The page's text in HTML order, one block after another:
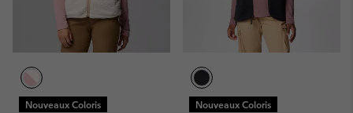
Nouveaux Coloris Nouveaux Coloris